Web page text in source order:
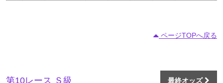
ページTOPへ戻る
第10レース Ｓ級 最終オッズ